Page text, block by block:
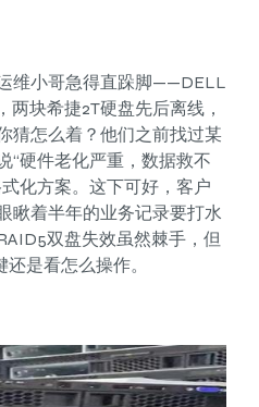
维小哥急得直跺脚——DELL
块希捷2T硬盘先后离线，
猜怎么着？他们之前找过某
“硬件老化严重，数据救不
化方案。这下可好，客户
瞅着半年的业务记录要打水
双盘失效虽然棘手，但
是看怎么操作。